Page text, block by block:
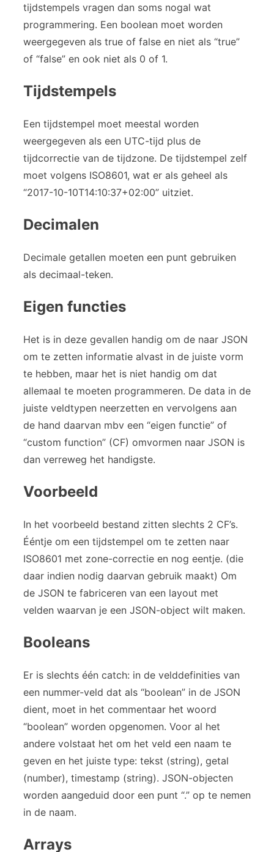
tijdstempels vragen dan soms nogal wat
programmering. Een boolean moet worden
weergegeven als true of false en niet als “true”
of “false” en ook niet als 0 of 1.
Tijdstempels
Een tijdstempel moet meestal worden
weergegeven als een UTC-tijd plus de
tijdcorrectie van de tijdzone. De tijdstempel zelf
moet volgens ISO8601, wat er als geheel als
“2017-10-10T14:10:37+02:00” uitziet.
Decimalen
Decimale getallen moeten een punt gebruiken
als decimaal-teken.
Eigen functies
Het is in deze gevallen handig om de naar JSON
om te zetten informatie alvast in de juiste vorm
te hebben, maar het is niet handig om dat
allemaal te moeten programmeren. De data in de
juiste veldtypen neerzetten en vervolgens aan
de hand daarvan mbv een “eigen functie” of
“custom function” (CF) omvormen naar JSON is
dan verreweg het handigste.
Voorbeeld
In het voorbeeld bestand zitten slechts 2 CF’s.
Ééntje om een tijdstempel om te zetten naar
ISO8601 met zone-correctie en nog eentje. (die
daar indien nodig daarvan gebruik maakt) Om
de JSON te fabriceren van een layout met
velden waarvan je een JSON-object wilt maken.
Booleans
Er is slechts één catch: in de velddefinities van
een nummer-veld dat als “boolean” in de JSON
dient, moet in het commentaar het woord
“boolean” worden opgenomen. Voor al het
andere volstaat het om het veld een naam te
geven en het juiste type: tekst (string), getal
(number), timestamp (string). JSON-objecten
worden aangeduid door een punt “.” op te nemen
in de naam.
Arrays